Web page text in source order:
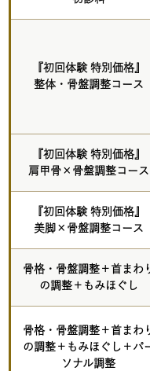
『初回体験 特別価格』
整体・骨盤調整コース
『初回体験 特別価格』
肩甲骨×骨盤調整コース
『初回体験 特別価格』
美脚×骨盤調整コース
骨格・骨盤調整＋首まわ
の調整＋もみほぐし
骨格・骨盤調整＋首まわ
の調整＋もみほぐし＋パ
ソナル調整